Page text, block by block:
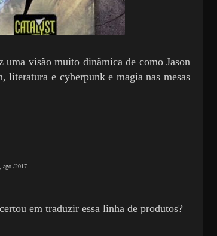
uma visão muito dinâmica de como Jason
literatura e cyberpunk e magia nas mesas
ago./2017.
em traduzir essa linha de produtos?